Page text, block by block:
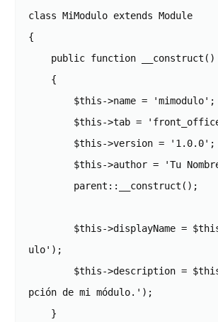
class MiModulo extends Module
{
ulo');
pción de mi módulo.');